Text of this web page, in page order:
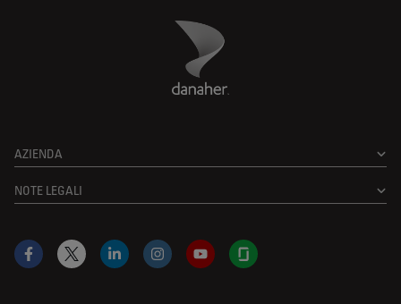
Danaher Logo
AZIENDA
NOTE LEGALI
Facebook
X LinkedInInstagramYouTubeGlassdoor